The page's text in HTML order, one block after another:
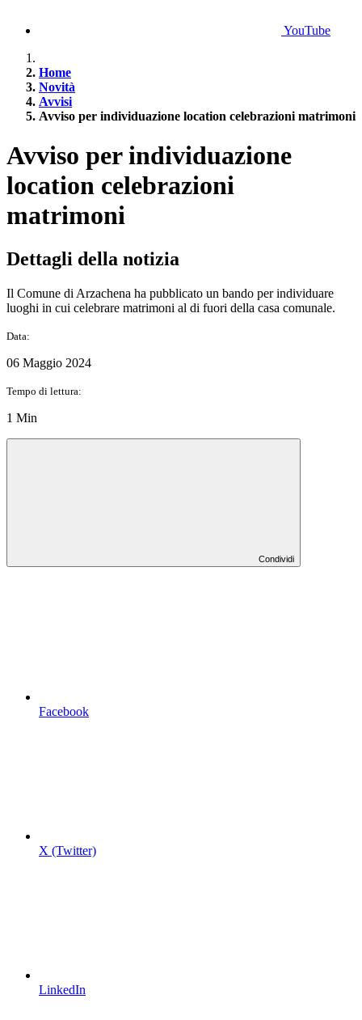
YouTube
Home
Novità
Avvisi
Avviso per individuazione location celebrazioni matrimoni
Avviso per individuazione
location celebrazioni
matrimoni
Dettagli della notizia
Il Comune di Arzachena ha pubblicato un bando per individuare
luoghi in cui celebrare matrimoni al di fuori della casa comunale.
Data:
06 Maggio 2024
Tempo di lettura:
1 Min
Condividi
Facebook
X (Twitter)
LinkedIn